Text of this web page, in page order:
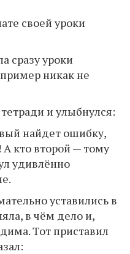
своей уроки
сразу уроки
никак не
и улыбнулся:
найдет ошибку,
кто второй — тому
удивлённо
уставились в
в чём дело и,
Тот приставил